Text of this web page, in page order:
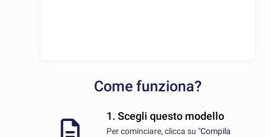
Come funziona?
1. Scegli questo modello
Per cominciare, clicca su "Compila